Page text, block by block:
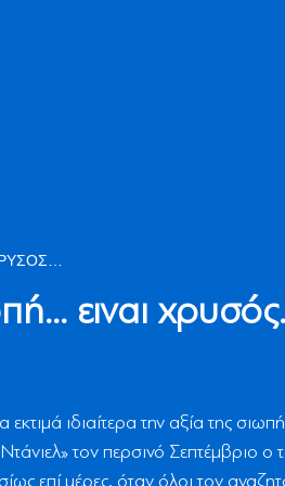
ειναι
ιδιαίτερα την αξία της
τον περσινό Σεπτέμβριο ο